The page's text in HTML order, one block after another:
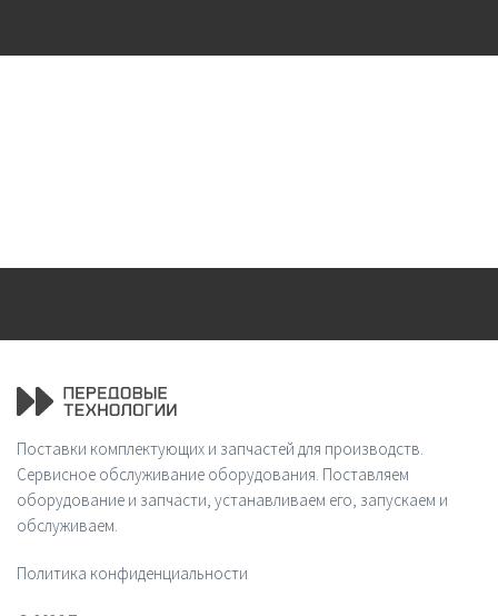
Поставки комплектующих и запчастей для производств.
Сервисное обслуживание оборудования. Поставляем
оборудование и запчасти, устанавливаем его, запускаем и
обслуживаем.
Политика конфиденциальности